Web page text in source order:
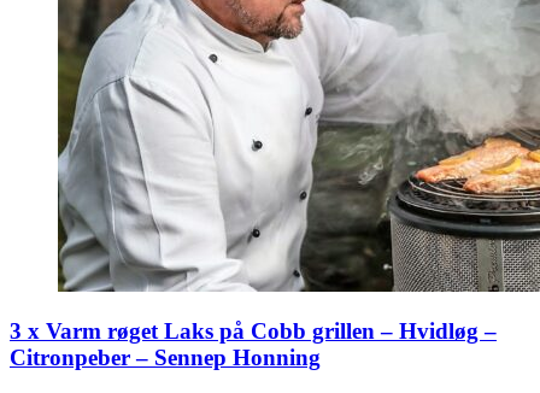
3 x Varm røget Laks på Cobb grillen – Hvidløg –
Citronpeber – Sennep Honning